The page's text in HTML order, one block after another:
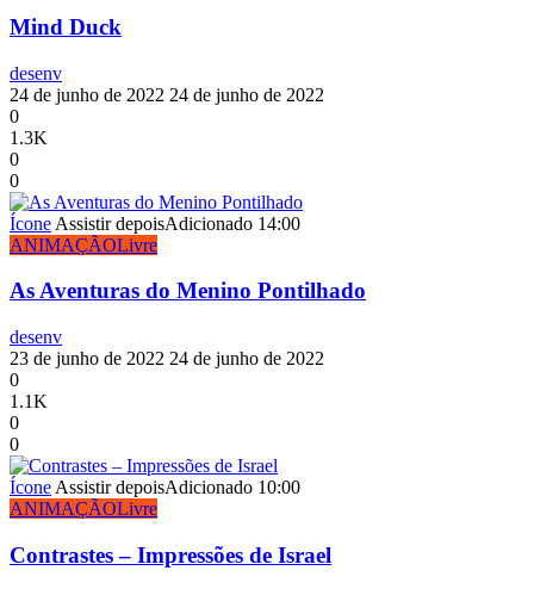
Mind Duck
desenv
24 de junho de 2022 24 de junho de 2022
0
1.3K
0
0
Ícone Assistir depoisAdicionado 14:00
ANIMAÇÃOLivre
As Aventuras do Menino Pontilhado
desenv
23 de junho de 2022 24 de junho de 2022
0
1.1K
0
0
Ícone Assistir depoisAdicionado 10:00
ANIMAÇÃOLivre
Contrastes – Impressões de Israel